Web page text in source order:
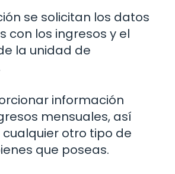
se solicitan los datos
con los ingresos y el
la unidad de
información
mensuales, así
otro tipo de
que poseas.